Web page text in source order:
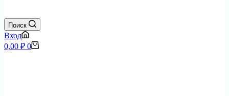
Поиск
Вход
Корзина
0,00 ₽ 0